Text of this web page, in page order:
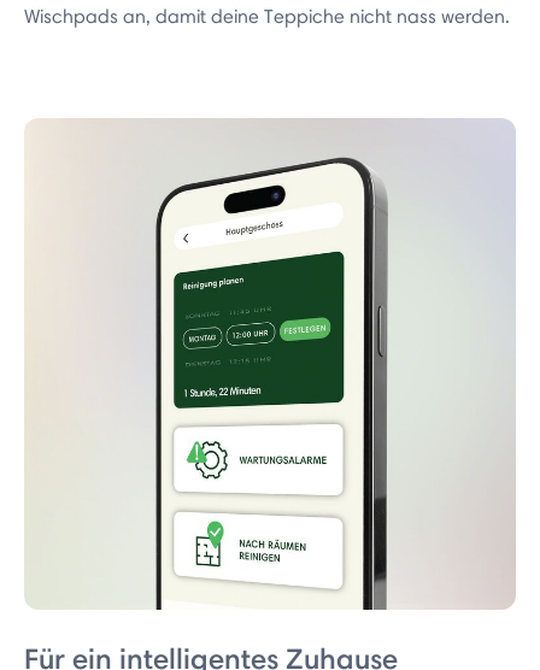
Wischpads an, damit deine Teppiche nicht nass werden.
Für ein intelligentes Zuhause